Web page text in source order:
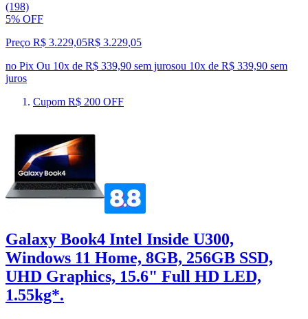
(198)
5% OFF
Preço R$ 3.229,05R$ 3.229,05
no Pix Ou 10x de R$ 339,90 sem jurosou 10x de R$ 339,90 sem
juros
Cupom R$ 200 OFF
Galaxy Book4 Intel Inside U300,
Windows 11 Home, 8GB, 256GB SSD,
UHD Graphics, 15.6" Full HD LED,
1.55kg*.